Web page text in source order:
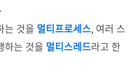
는 것을 멀티프로세스, 여러 스
하는 것을 멀티스레드라고 한